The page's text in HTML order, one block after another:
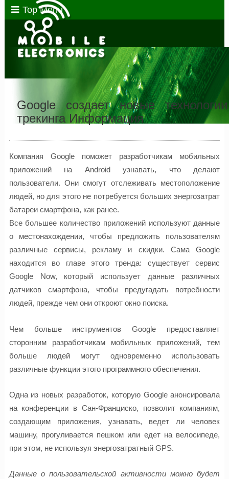
Top Menu
Google создает новые технологии
трекинга Информация
Компания Google поможет разработчикам мобильных
приложений на Android узнавать, что делают
пользователи. Они смогут отслеживать местоположение
людей, но для этого не потребуется больших энергозатрат
батареи смартфона, как ранее.
Все большее количество приложений используют данные
о местонахождении, чтобы предложить пользователям
различные сервисы, рекламу и скидки. Сама Gооgle
находится во главе этого тренда: существует сервис
Google Now, который использует данные различных
датчиков смартфона, чтобы предугадать потребности
людей, прежде чем они откроют окно поиска.
Чем больше инструментов Google предоставляет
сторонним разработчикам мобильных приложений, тем
больше людей могут одновременно использовать
различные функции этого программного обеспечения.
Одна из новых разработок, которую Google анонсировала
на конференции в Сан-Франциско, позволит компаниям,
создающим приложения, узнавать, ведет ли человек
машину, прогуливается пешком или едет на велосипеде,
при этом, не используя энергозатратный GPS.
Данные о пользовательской активности можно будет